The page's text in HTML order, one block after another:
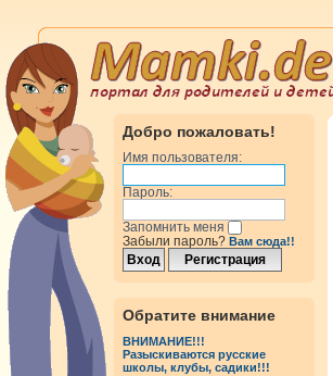
Добро пожаловать!
Имя пользователя:
Пароль:
Запомнить меня
Забыли пароль? Вам сюда!!
Обратите внимание
ВНИМАНИЕ!!!
Разыскиваются русские
школы, клубы, садики!!!